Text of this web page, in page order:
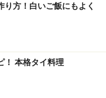
ありません。周囲も
い！
り方！白いご飯にもよく
！ 本格タイ料理